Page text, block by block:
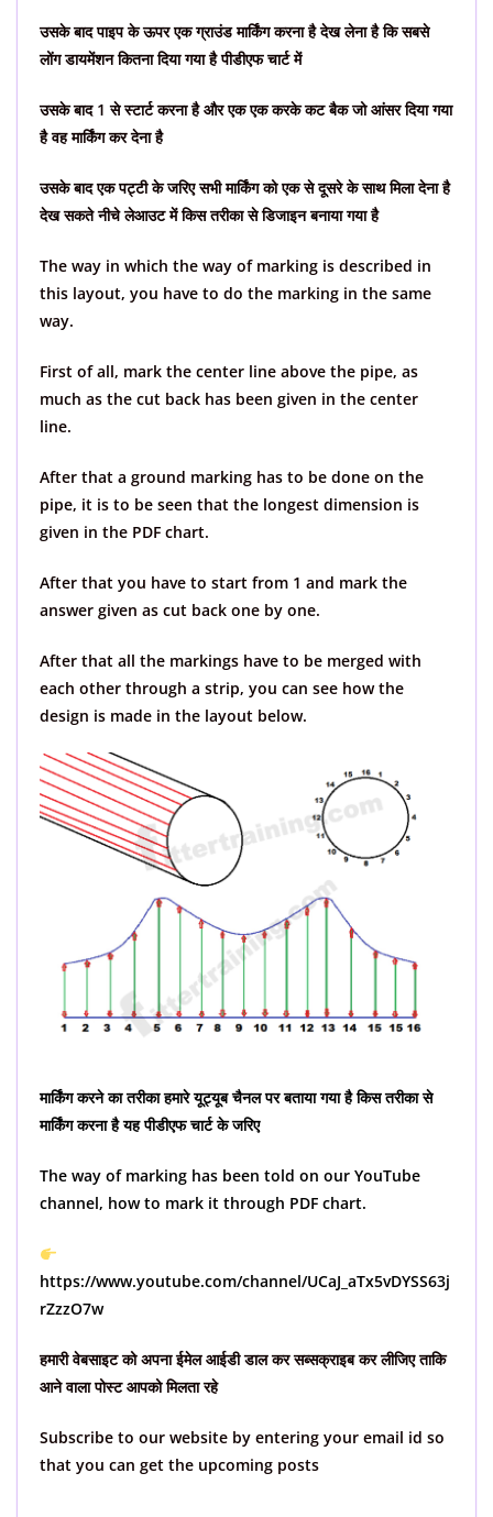
उसके बाद पाइप के ऊपर एक ग्राउंड मार्किंग करना है देख लेना है कि सबसे
लोंग डायमेंशन कितना दिया गया है पीडीएफ चार्ट में
उसके बाद 1 से स्टार्ट करना है और एक एक करके कट बैक जो आंसर दिया गया
है वह मार्किंग कर देना है
उसके बाद एक पट्टी के जरिए सभी मार्किंग को एक से दूसरे के साथ मिला देना है
देख सकते नीचे लेआउट में किस तरीका से डिजाइन बनाया गया है
The way in which the way of marking is described in
this layout, you have to do the marking in the same
way.
First of all, mark the center line above the pipe, as
much as the cut back has been given in the center
line.
After that a ground marking has to be done on the
pipe, it is to be seen that the longest dimension is
given in the PDF chart.
After that you have to start from 1 and mark the
answer given as cut back one by one.
After that all the markings have to be merged with
each other through a strip, you can see how the
design is made in the layout below.
मार्किंग करने का तरीका हमारे यूट्यूब चैनल पर बताया गया है किस तरीका से
मार्किंग करना है यह पीडीएफ चार्ट के जरिए
The way of marking has been told on our YouTube
channel, how to mark it through PDF chart.
https://www.youtube.com/channel/UCaJ_aTx5vDYSS63j
rZzzO7w
हमारी वेबसाइट को अपना ईमेल आईडी डाल कर सब्सक्राइब कर लीजिए ताकि
आने वाला पोस्ट आपको मिलता रहे
Subscribe to our website by entering your email id so
that you can get the upcoming posts